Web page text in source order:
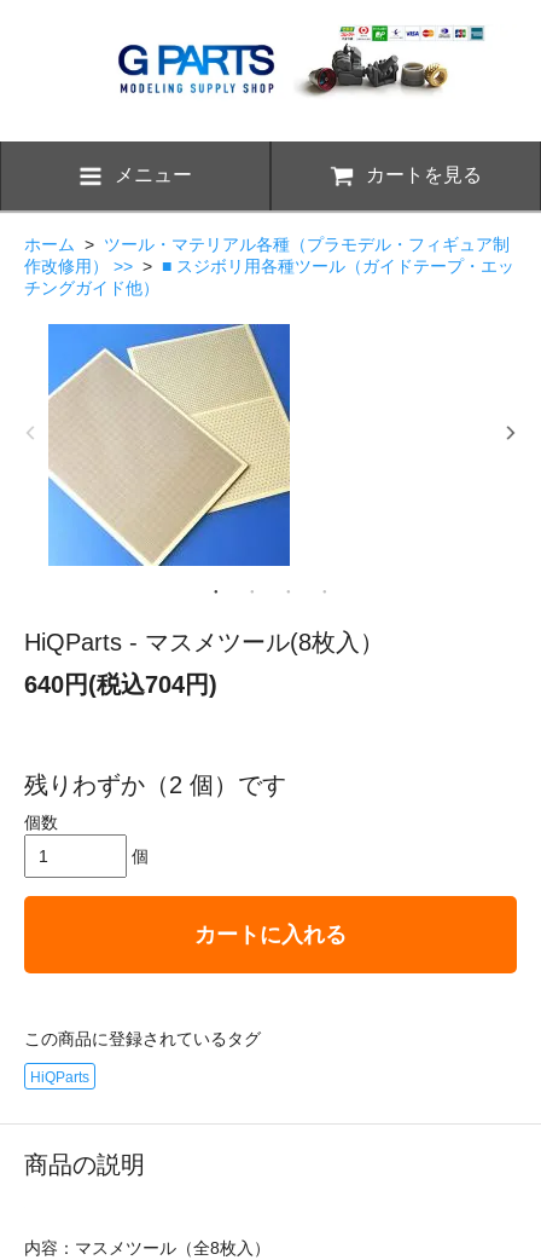
メニュー カートを見る
ホーム > ツール・マテリアル各種（プラモデル・フィギュア制
作改修用） >> > ■ スジボリ用各種ツール（ガイドテープ・エッ
チングガイド他）
HiQParts - マスメツール(8枚入）
640円(税込704円)
残りわずか（2 個）です
個数
個
カートに入れる
この商品に登録されているタグ
HiQParts
商品の説明
内容：マスメツール（全8枚入）